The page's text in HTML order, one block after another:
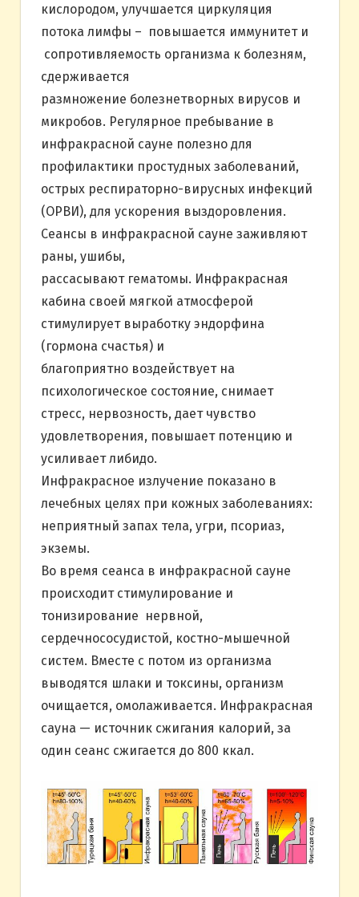
кислородом, улучшается циркуляция
потока лимфы – повышается иммунитет и
сопротивляемость организма к болезням,
сдерживается
размножение болезнетворных вирусов и
микробов. Регулярное пребывание в
инфракрасной сауне полезно для
профилактики простудных заболеваний,
острых респираторно-вирусных инфекций
(ОРВИ), для ускорения выздоровления.
Сеансы в инфракрасной сауне заживляют
раны, ушибы,
рассасывают гематомы. Инфракрасная
кабина своей мягкой атмосферой
стимулирует выработку эндорфина
(гормона счастья) и
благоприятно воздействует на
психологическое состояние, снимает
стресс, нервозность, дает чувство
удовлетворения, повышает потенцию и
усиливает либидо.
Инфракрасное излучение показано в
лечебных целях при кожных заболеваниях:
неприятный запах тела, угри, псориаз,
экземы.
Во время сеанса в инфракрасной сауне
происходит стимулирование и
тонизирование нервной,
сердечнососудистой, костно-мышечной
систем. Вместе с потом из организма
выводятся шлаки и токсины, организм
очищается, омолаживается. Инфракрасная
сауна — источник сжигания калорий, за
один сеанс сжигается до 800 ккал.